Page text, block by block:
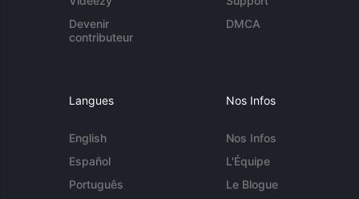
Devenir
contributeur
DMCA
Langues
English
Español
Português
Nos Infos
Nos Infos
L'Équipe
Le Blogue